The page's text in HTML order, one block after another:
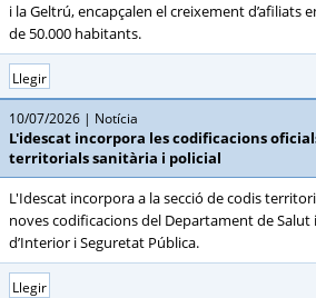
i la Geltrú, encapçalen el creixement d’afiliats
de 50.000 habitants.
Llegir
10/07/2026 Notícia
L'idescat incorpora les codificacions
territorials sanitària i policial
L'Idescat incorpora a la secció de codis
noves codificacions del Departament de
d’Interior i Seguretat Pública.
Llegir